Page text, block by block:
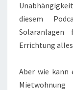
diesem
Errichtung
Aber wie kann